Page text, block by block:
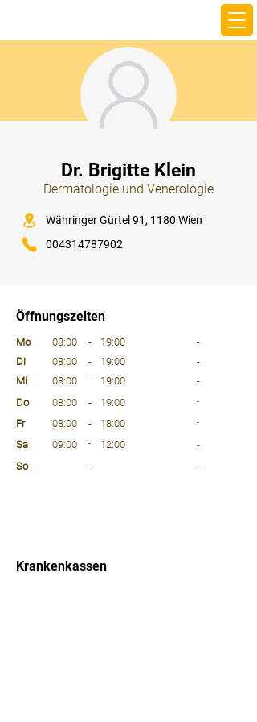
Dr. Brigitte Klein
Dermatologie und Venerologie
Währinger Gürtel 91, 1180 Wien
004314787902
Öffnungszeiten
Mo
08:00 - 19:00
-
Di
08:00 - 19:00
-
Mi
08:00 - 19:00
-
Do
08:00 - 19:00 -
Fr 08:00 - 18:00 -
Sa 09:00 - 12:00
-
So
-
-
Krankenkassen